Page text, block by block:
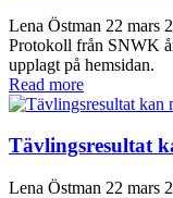
Lena Östman 22 mars
Protokoll från SNWK
upplagt på hemsidan.
Read more
Tävlingsresultat
Lena Östman 22 mars